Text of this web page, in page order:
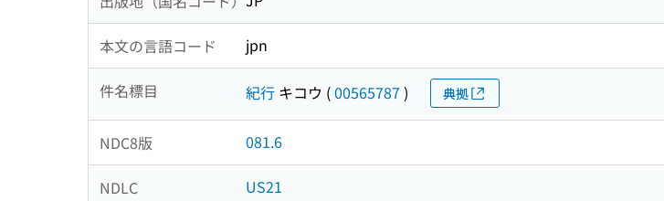
本文の言語コード jpn
件名標目 紀行 キコウ (00565787 ) 典拠
NDC8版 081.6
NDLC
US21